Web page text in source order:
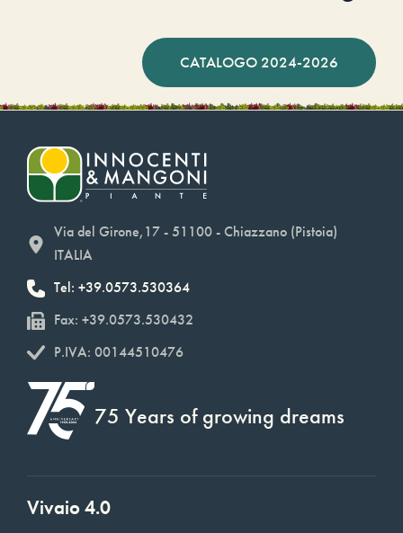
CATALOGO 2024-2026
Via del Girone,17 - 51100 - Chiazzano (Pistoia)
ITALIA
Tel: +39.0573.530364
Fax: +39.0573.530432
P.IVA: 00144510476
75 Years of growing dreams
Vivaio 4.0